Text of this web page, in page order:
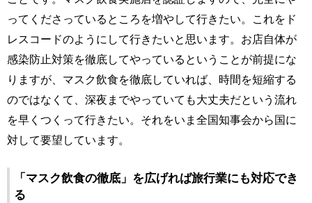
ってくださっているところを増やして行きたい。これをド
レスコードのようにして行きたいと思います。お店自体が
感染防止対策を徹底してやっているということが前提にな
りますが、マスク飲食を徹底していれば、時間を短縮する
のではなくて、深夜までやっていても大丈夫だという流れ
を早くつくって行きたい。それをいま全国知事会から国に
対して要望しています。
「マスク飲食の徹底」を広げれば旅行業にも対応でき
る